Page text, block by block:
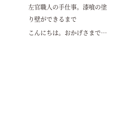
左官職人の手仕事。漆喰の塗
り壁ができるまで
こんにちは。おかげさまで…